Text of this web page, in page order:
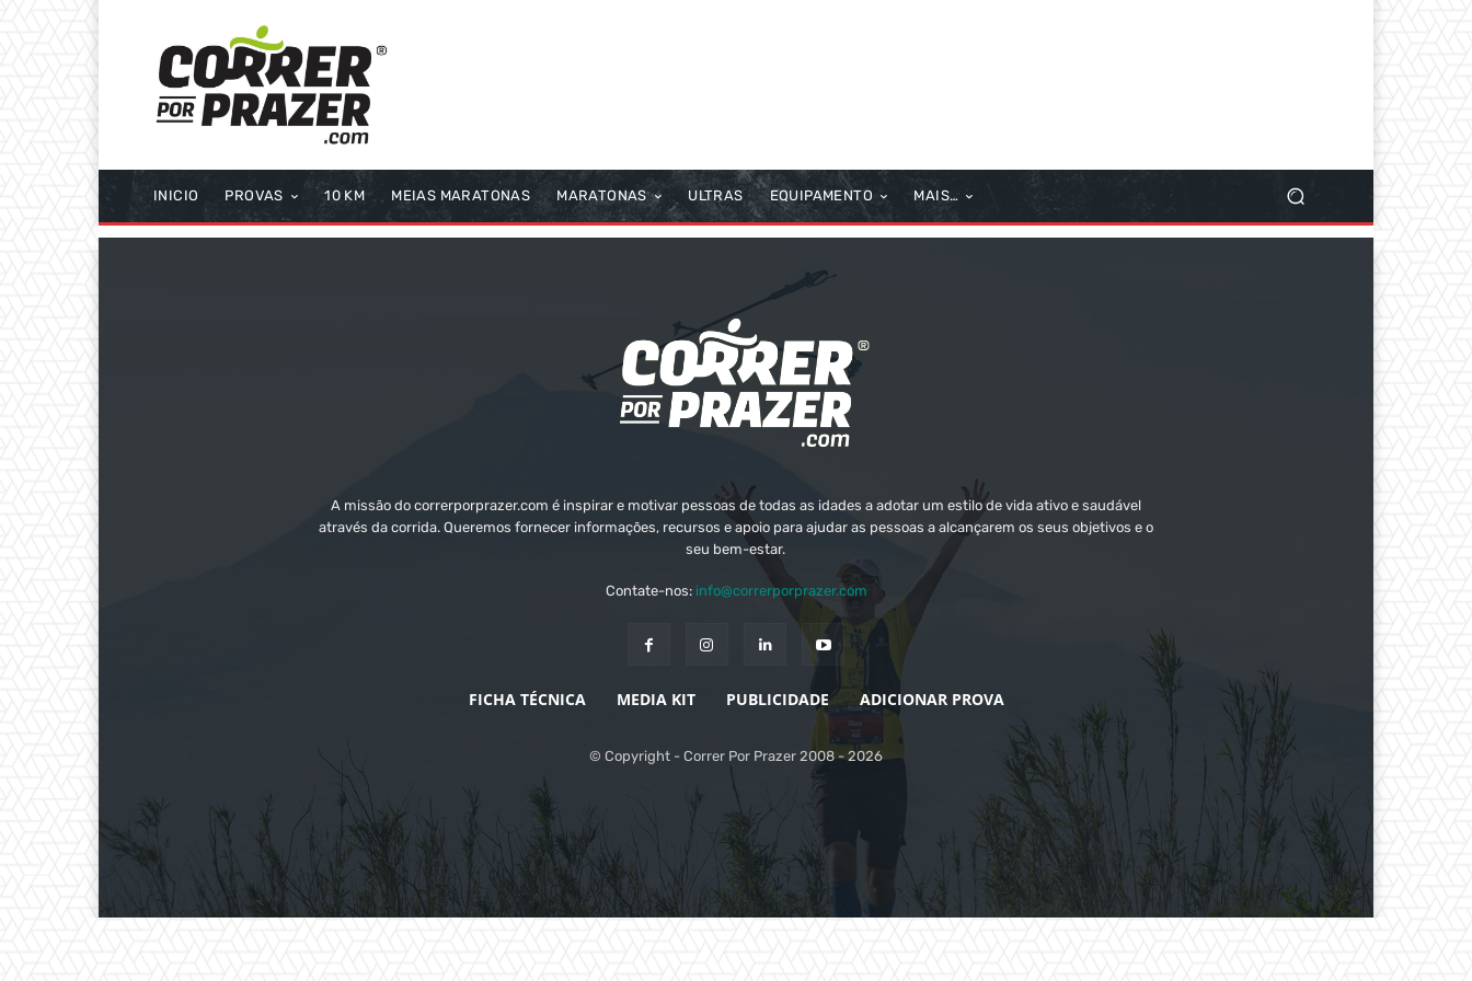
INICIO PROVAS 10 KM MEIAS MARATONAS MARATONAS ULTRAS EQUIPAMENTO MAIS…
A missão do correrporprazer.com é inspirar e motivar pessoas de todas as idades a adotar um estilo de vida ativo e saudável
através da corrida. Queremos fornecer informações, recursos e apoio para ajudar as pessoas a alcançarem os seus objetivos e o
seu bem-estar.
Contate-nos: info@correrporprazer.com
FICHA TÉCNICA MEDIA KIT PUBLICIDADE ADICIONAR PROVA
© Copyright - Correr Por Prazer 2008 - 2026